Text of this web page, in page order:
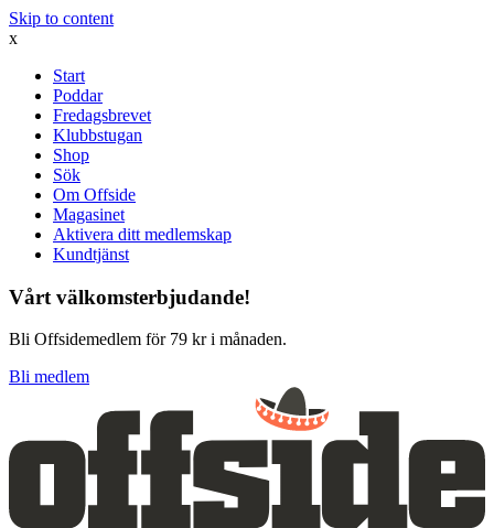
Skip to content
x
Start
Poddar
Fredagsbrevet
Klubbstugan
Shop
Sök
Om Offside
Magasinet
Aktivera ditt medlemskap
Kundtjänst
Vårt välkomsterbjudande!
Bli Offsidemedlem för 79 kr i månaden.
Bli medlem